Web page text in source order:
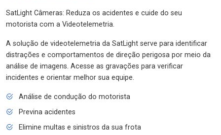
SatLight Câmeras: Reduza os acidentes e cuide do seu
motorista com a Videotelemetria.
A solução de videotelemetria da SatLight serve para identificar
distrações e comportamentos de direção perigosa por meio da
análise de imagens. Acesse as gravações para verificar
incidentes e orientar melhor sua equipe.
Análise de condução do motorista
Previna acidentes
Elimine multas e sinistros da sua frota